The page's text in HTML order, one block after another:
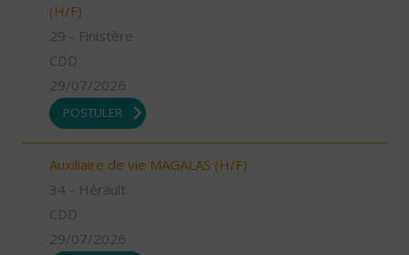
(H/F)
29 - Finistère
CDD
29/07/2026
POSTULER
Auxiliaire de vie MAGALAS (H/F)
34 - Hérault
CDD
29/07/2026